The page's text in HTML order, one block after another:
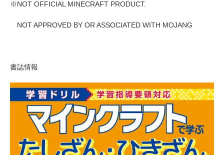
※NOT OFFICIAL MINECRAFT PRODUCT.
NOT APPROVED BY OR ASSOCIATED WITH MOJANG
書誌情報